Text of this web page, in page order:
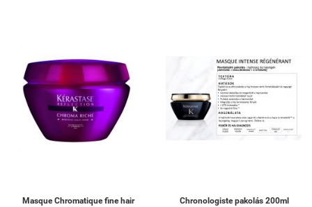
Masque Chromatique fine hair
Chronologiste pakolás 200ml